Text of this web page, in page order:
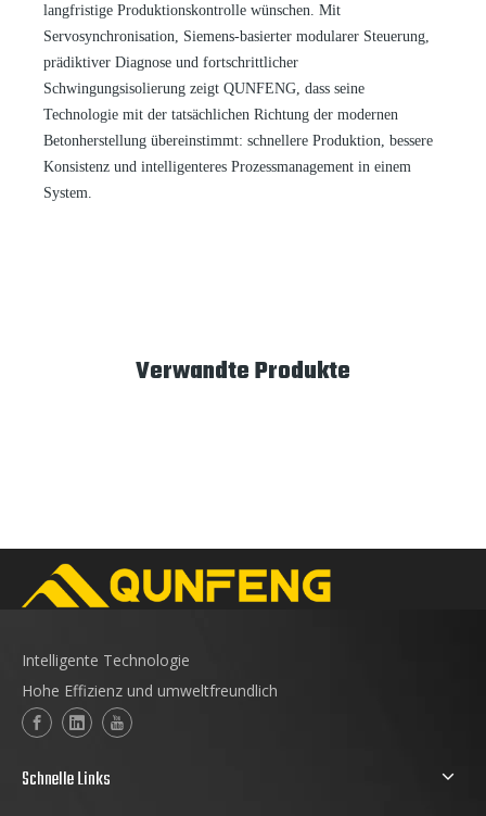
langfristige Produktionskontrolle wünschen. Mit
Servosynchronisation, Siemens-basierter modularer Steuerung,
prädiktiver Diagnose und fortschrittlicher
Schwingungsisolierung zeigt QUNFENG, dass seine
Technologie mit der tatsächlichen Richtung der modernen
Betonherstellung übereinstimmt: schnellere Produktion, bessere
Konsistenz und intelligenteres Prozessmanagement in einem
System.
Verwandte Produkte
Intelligente Technologie
Hohe Effizienz und umweltfreundlich
Schnelle Links